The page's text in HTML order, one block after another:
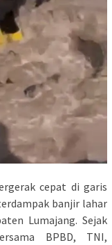
cepat di garis
banjir lahar
Lumajang. Sejak
BPBD, TNI,